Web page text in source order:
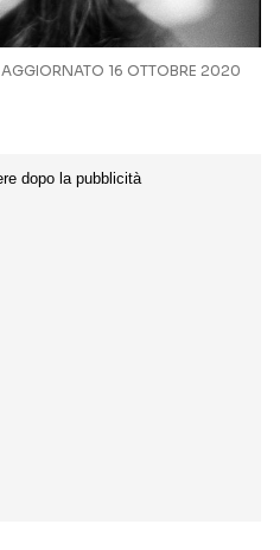
AGGIORNATO 16 OTTOBRE 2020